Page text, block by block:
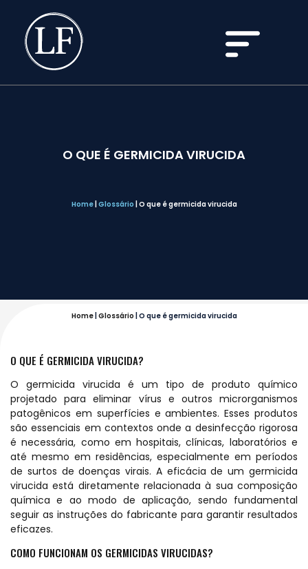
O QUE É GERMICIDA VIRUCIDA
Home| Glossário O que é germicida virucida
Home| Glossário O que é germicida virucida
O QUE É GERMICIDA VIRUCIDA?
O germicida virucida é um tipo de produto químico
projetado para eliminar vírus e outros microrganismos
patogênicos em superfícies e ambientes. Esses produtos
são essenciais em contextos onde a desinfecção rigorosa
é necessária, como em hospitais, clínicas, laboratórios e
até mesmo em residências, especialmente em períodos
de surtos de doenças virais. A eficácia de um germicida
virucida está diretamente relacionada à sua composição
química e ao modo de aplicação, sendo fundamental
seguir as instruções do fabricante para garantir resultados
eficazes.
COMO FUNCIONAM OS GERMICIDAS VIRUCIDAS?